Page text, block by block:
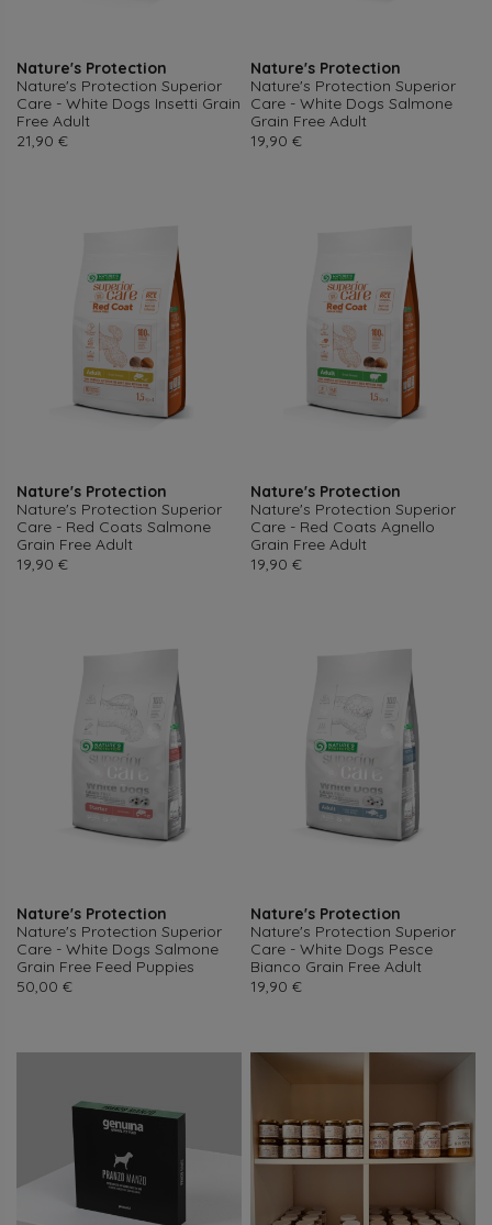
Nature's Protection
Nature's Protection Superior
Care - White Dogs Insetti Grain
Free Adult
Prezzo
21,90 €
Nature's Protection
Nature's Protection Superior
Care - White Dogs Salmone
Grain Free Adult
Prezzo
19,90 €
Nature's Protection
Nature's Protection Superior
Care - Red Coats Salmone
Grain Free Adult
Prezzo
19,90 €
Nature's Protection
Nature's Protection Superior
Care - Red Coats Agnello
Grain Free Adult
Prezzo
19,90 €
Nature's Protection
Nature's Protection Superior
Care - White Dogs Salmone
Grain Free Feed Puppies
Prezzo
50,00 €
Nature's Protection
Nature's Protection Superior
Care - White Dogs Pesce
Bianco Grain Free Adult
Prezzo
19,90 €